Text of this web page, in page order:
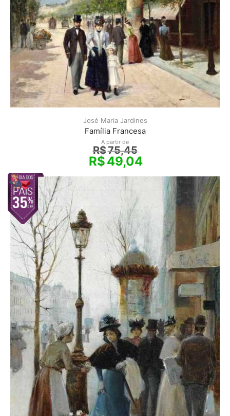
José Maria Jardines
Família Francesa
A partir de
R$75,45
R$49,04